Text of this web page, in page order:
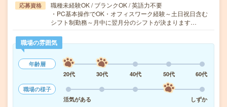
応募資格
職種未経験OK / ブランクOK / 英語力不要
・PC基本操作でOK・オフィスワーク経験～土日祝日含む
シフト制勤務～月中に翌月分のシフトが決まります…
職場の雰囲気
年齢層
20代
30代 40代 50代
60代
職場の様子
活気がある
しずか